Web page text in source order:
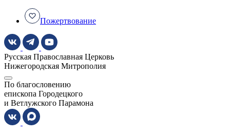
Пожертвование
Русская Православная Церковь
Нижегородская Митрополия
По благословению
епископа Городецкого
и Ветлужского Парамона